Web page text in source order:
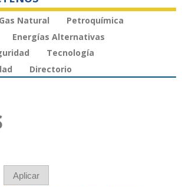
Gas Natural
Petroquímica
Energías Alternativas
Tecnología
Directorio